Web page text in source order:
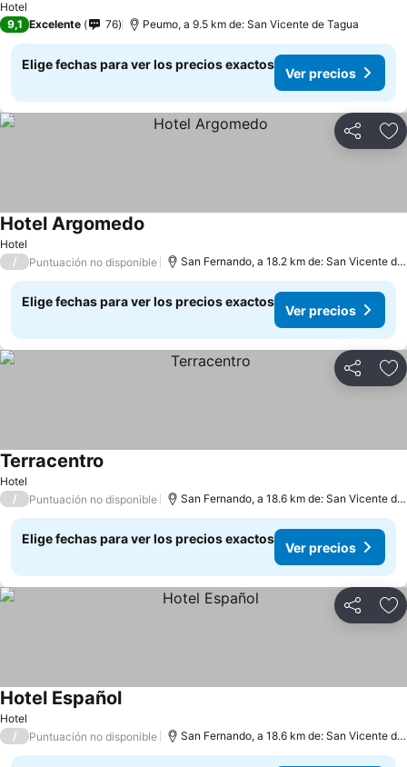
Hotel
9,1 Excelente 76 Peumo, a 9.5 km de: San Vicente de Tagua
Elige fechas para ver los precios exactos
Ver precios
Compartir
Hotel
Hotel Argomedo
/ Puntuación no disponible San Fernando, a 18.2 km de: San Vicente de Tagua
Elige fechas para ver los precios exactos
Ver precios
Compartir
Hotel
Terracentro
/ Puntuación no disponible San Fernando, a 18.6 km de: San Vicente de Tagua
Elige fechas para ver los precios exactos
Ver precios
Compartir
Hotel
Hotel Español
/ Puntuación no disponible San Fernando, a 18.6 km de: San Vicente de Tagua